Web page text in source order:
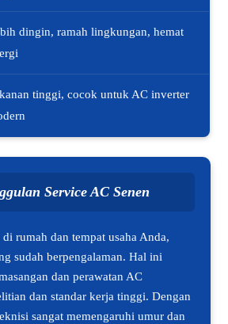
dingin, ramah lingkungan, hemat
tinggi, cocok untuk AC inverter
Service AC Senen
rumah dan tempat usaha Anda,
sudah berpengalaman. Hal ini
dan perawatan AC
dan standar kerja tinggi. Dengan
sangat memengaruhi umur dan